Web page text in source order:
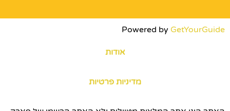
Powered by GetYourGuide
אודות
מדיניות פרטיות